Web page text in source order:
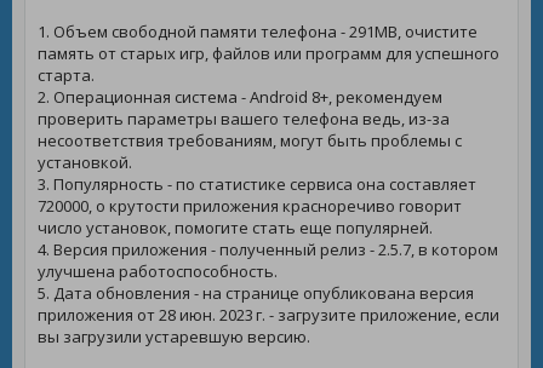
1. Объем свободной памяти телефона - 291MB, очистите
память от старых игр, файлов или программ для успешного
старта.
2. Операционная система - Android 8+, рекомендуем
проверить параметры вашего телефона ведь, из-за
несоответствия требованиям, могут быть проблемы с
установкой.
3. Популярность - по статистике сервиса она составляет
720000, о крутости приложения красноречиво говорит
число установок, помогите стать еще популярней.
4. Версия приложения - полученный релиз - 2.5.7, в котором
улучшена работоспособность.
5. Дата обновления - на странице опубликована версия
приложения от 28 июн. 2023 г. - загрузите приложение, если
вы загрузили устаревшую версию.